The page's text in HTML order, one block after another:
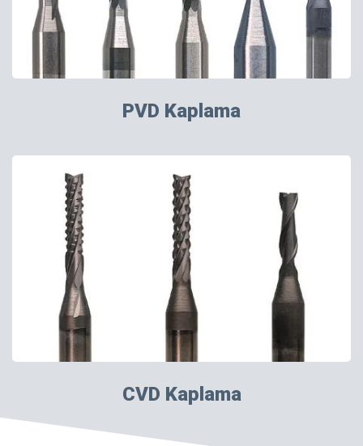
PVD Kaplama
CVD Kaplama